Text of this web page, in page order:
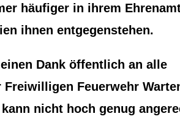
häufiger in ihrem
ihnen entgegenstehen.
Dank öffentlich an alle
Feuerwehr
nicht hoch genug